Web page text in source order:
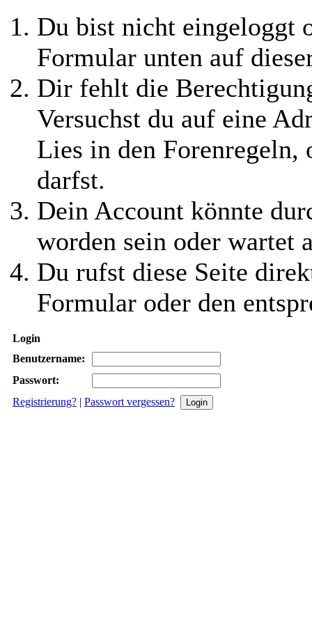
Du bist nicht eingeloggt
Formular unten auf
Dir fehlt die
Versuchst du auf eine
Lies in den Forenregeln,
darfst.
Dein Account könnte
worden sein oder wartet
Du rufst diese Seite
Formular oder den
Login
Benutzername:
Passwort:
Registrierung? | Passwort vergessen?